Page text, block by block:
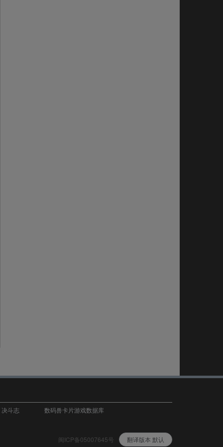
斗志 数码兽卡片游戏数据库
闽ICP备05007645号 翻译版本 默认